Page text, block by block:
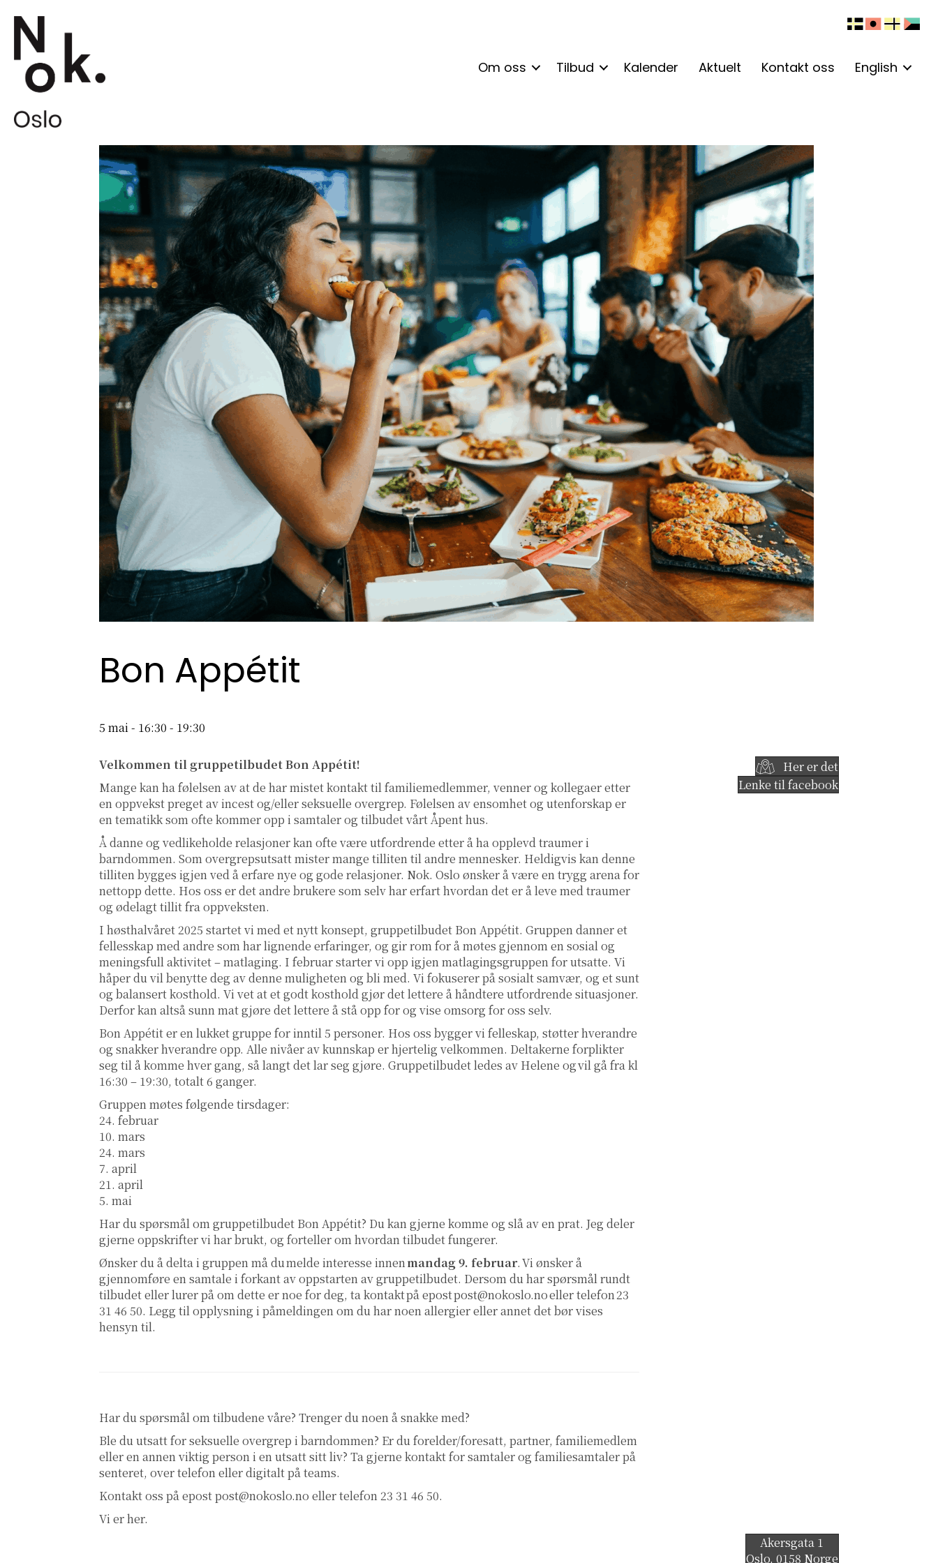
Om oss Tilbud Kalender Aktuelt Kontakt oss English
Bon Appétit
5 mai - 16:30 - 19:30
Velkommen til gruppetilbudet Bon Appétit!
Mange kan ha følelsen av at de har mistet kontakt til familiemedlemmer, venner og kollegaer etter
en oppvekst preget av incest og/eller seksuelle overgrep. Følelsen av ensomhet og utenforskap er
en tematikk som ofte kommer opp i samtaler og tilbudet vårt Åpent hus.
Å danne og vedlikeholde relasjoner kan ofte være utfordrende etter å ha opplevd traumer i
barndommen. Som overgrepsutsatt mister mange tilliten til andre mennesker. Heldigvis kan denne
tilliten bygges igjen ved å erfare nye og gode relasjoner. Nok. Oslo ønsker å være en trygg arena for
nettopp dette. Hos oss er det andre brukere som selv har erfart hvordan det er å leve med traumer
og ødelagt tillit fra oppveksten.
I høsthalvåret 2025 startet vi med et nytt konsept, gruppetilbudet Bon Appétit. Gruppen danner et
fellesskap med andre som har lignende erfaringer, og gir rom for å møtes gjennom en sosial og
meningsfull aktivitet – matlaging. I februar starter vi opp igjen matlagingsgruppen for utsatte. Vi
håper du vil benytte deg av denne muligheten og bli med. Vi fokuserer på sosialt samvær, og et sunt
og balansert kosthold. Vi vet at et godt kosthold gjør det lettere å håndtere utfordrende situasjoner.
Derfor kan altså sunn mat gjøre det lettere å stå opp for og vise omsorg for oss selv.
Bon Appétit er en lukket gruppe for inntil 5 personer. Hos oss bygger vi felleskap, støtter hverandre
og snakker hverandre opp. Alle nivåer av kunnskap er hjertelig velkommen. Deltakerne forplikter
seg til å komme hver gang, så langt det lar seg gjøre. Gruppetilbudet ledes av Helene og vil gå fra kl
16:30 – 19:30, totalt 6 ganger.
Gruppen møtes følgende tirsdager:
24. februar
10. mars
24. mars
7. april
21. april
5. mai
Har du spørsmål om gruppetilbudet Bon Appétit? Du kan gjerne komme og slå av en prat. Jeg deler
gjerne oppskrifter vi har brukt, og forteller om hvordan tilbudet fungerer.
Ønsker du å delta i gruppen må du melde interesse innenmandag 9. februar. Vi ønsker å
gjennomføre en samtale i forkant av oppstarten av gruppetilbudet. Dersom du har spørsmål rundt
tilbudet eller lurer på om dette er noe for deg, ta kontakt på epostpost@nokoslo.noeller telefon 23
31 46 50. Legg til opplysning i påmeldingen om du har noen allergier eller annet det bør vises
hensyn til.
Har du spørsmål om tilbudene våre? Trenger du noen å snakke med?
Ble du utsatt for seksuelle overgrep i barndommen? Er du forelder/foresatt, partner, familiemedlem
eller en annen viktig person i en utsatt sitt liv? Ta gjerne kontakt for samtaler og familiesamtaler på
senteret, over telefon eller digitalt på teams.
Kontakt oss på epostpost@nokoslo.no eller telefon 23 31 46 50.
Vi er her.
Her er det
Lenke til facebook
Akersgata 1
Oslo, 0158 Norge